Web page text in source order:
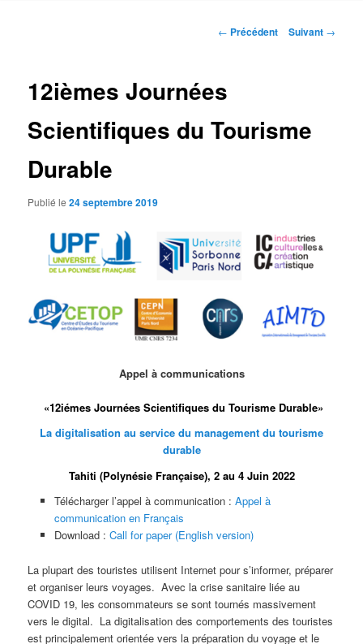
Navigation
← Précédent Suivant →
12ièmes Journées
Scientifiques du Tourisme
Durable
Publié le24 septembre 2019
Appel à communications
«12iémes Journées Scientifiques du Tourisme Durable»
La digitalisation au service du management du tourisme
durable
Tahiti (Polynésie Française), 2 au 4 Juin 2022
Télécharger l’appel à communication : Appel à
communication en Français
Download : Call for paper (English version)
La plupart des touristes utilisent Internet pour s’informer, préparer
et organiser leurs voyages. Avec la crise sanitaire liée au
COVID 19, les consommateurs se sont tournés massivement
vers le digital. La digitalisation des comportements des touristes
est principalement orientée vers la préparation du voyage et le